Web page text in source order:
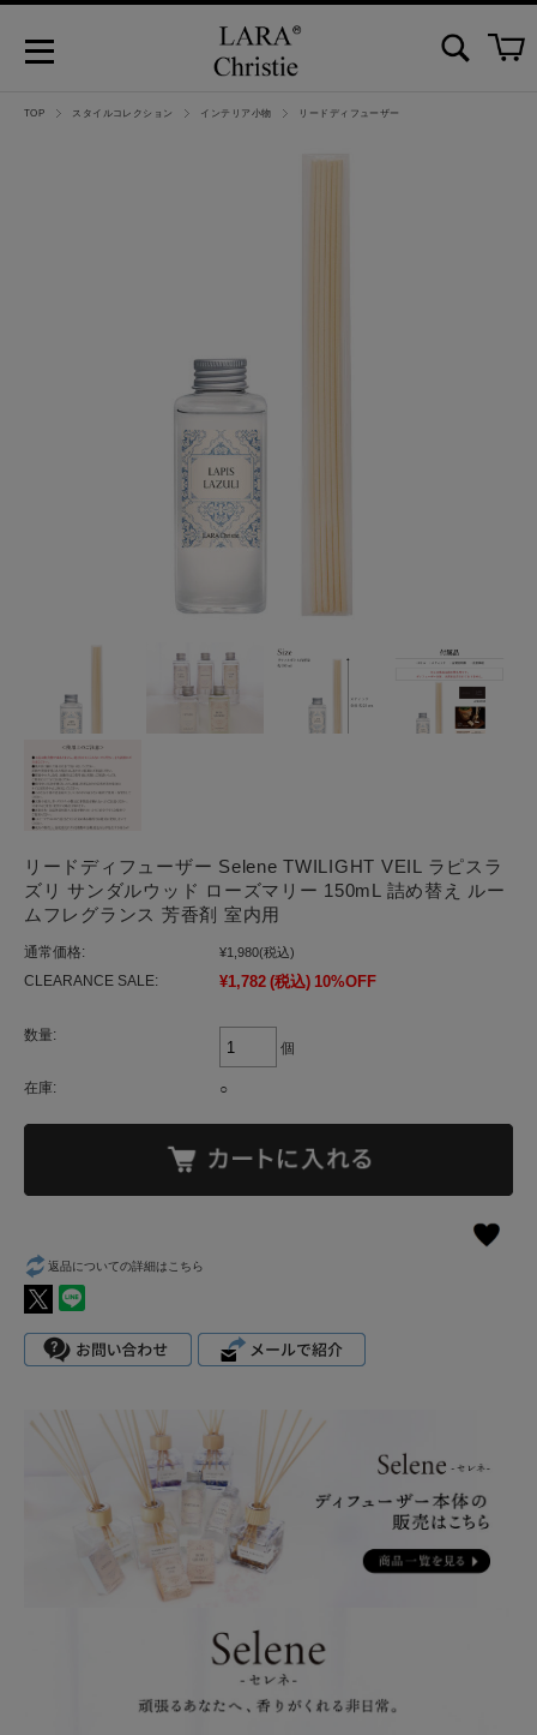
TOP スタイルコレクション インテリア小物 リードディフューザー
リードディフューザー Selene TWILIGHT VEIL ラピスラ
ズリ サンダルウッド ローズマリー 150mL 詰め替え ルー
ムフレグランス 芳香剤 室内用
通常価格: ¥1,980(税込)
CLEARANCE SALE: ¥1,782 (税込) 10%OFF
数量:
個
在庫: ○
返品についての詳細はこちら